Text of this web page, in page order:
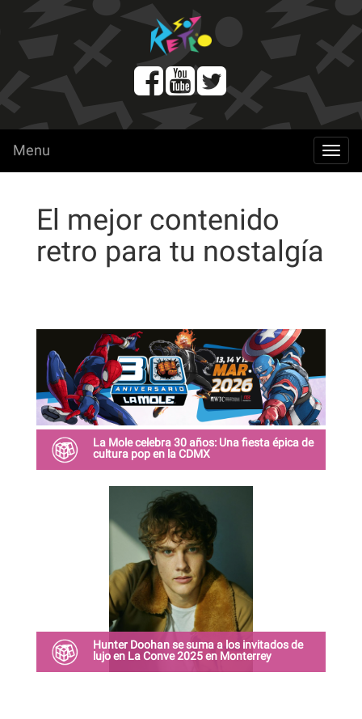
menu
Menu
El mejor contenido
retro para tu nostalgía
La Mole celebra 30 años: Una fiesta épica de
cultura pop en la CDMX
importante de México está de manteles largos.
Este 13, 14 y 15 de marzo de 2026, La Mole
Convention celebrará su 30 aniversario
Hunter Doohan se suma a los invitados de
lujo en La Conve 2025 en Monterrey